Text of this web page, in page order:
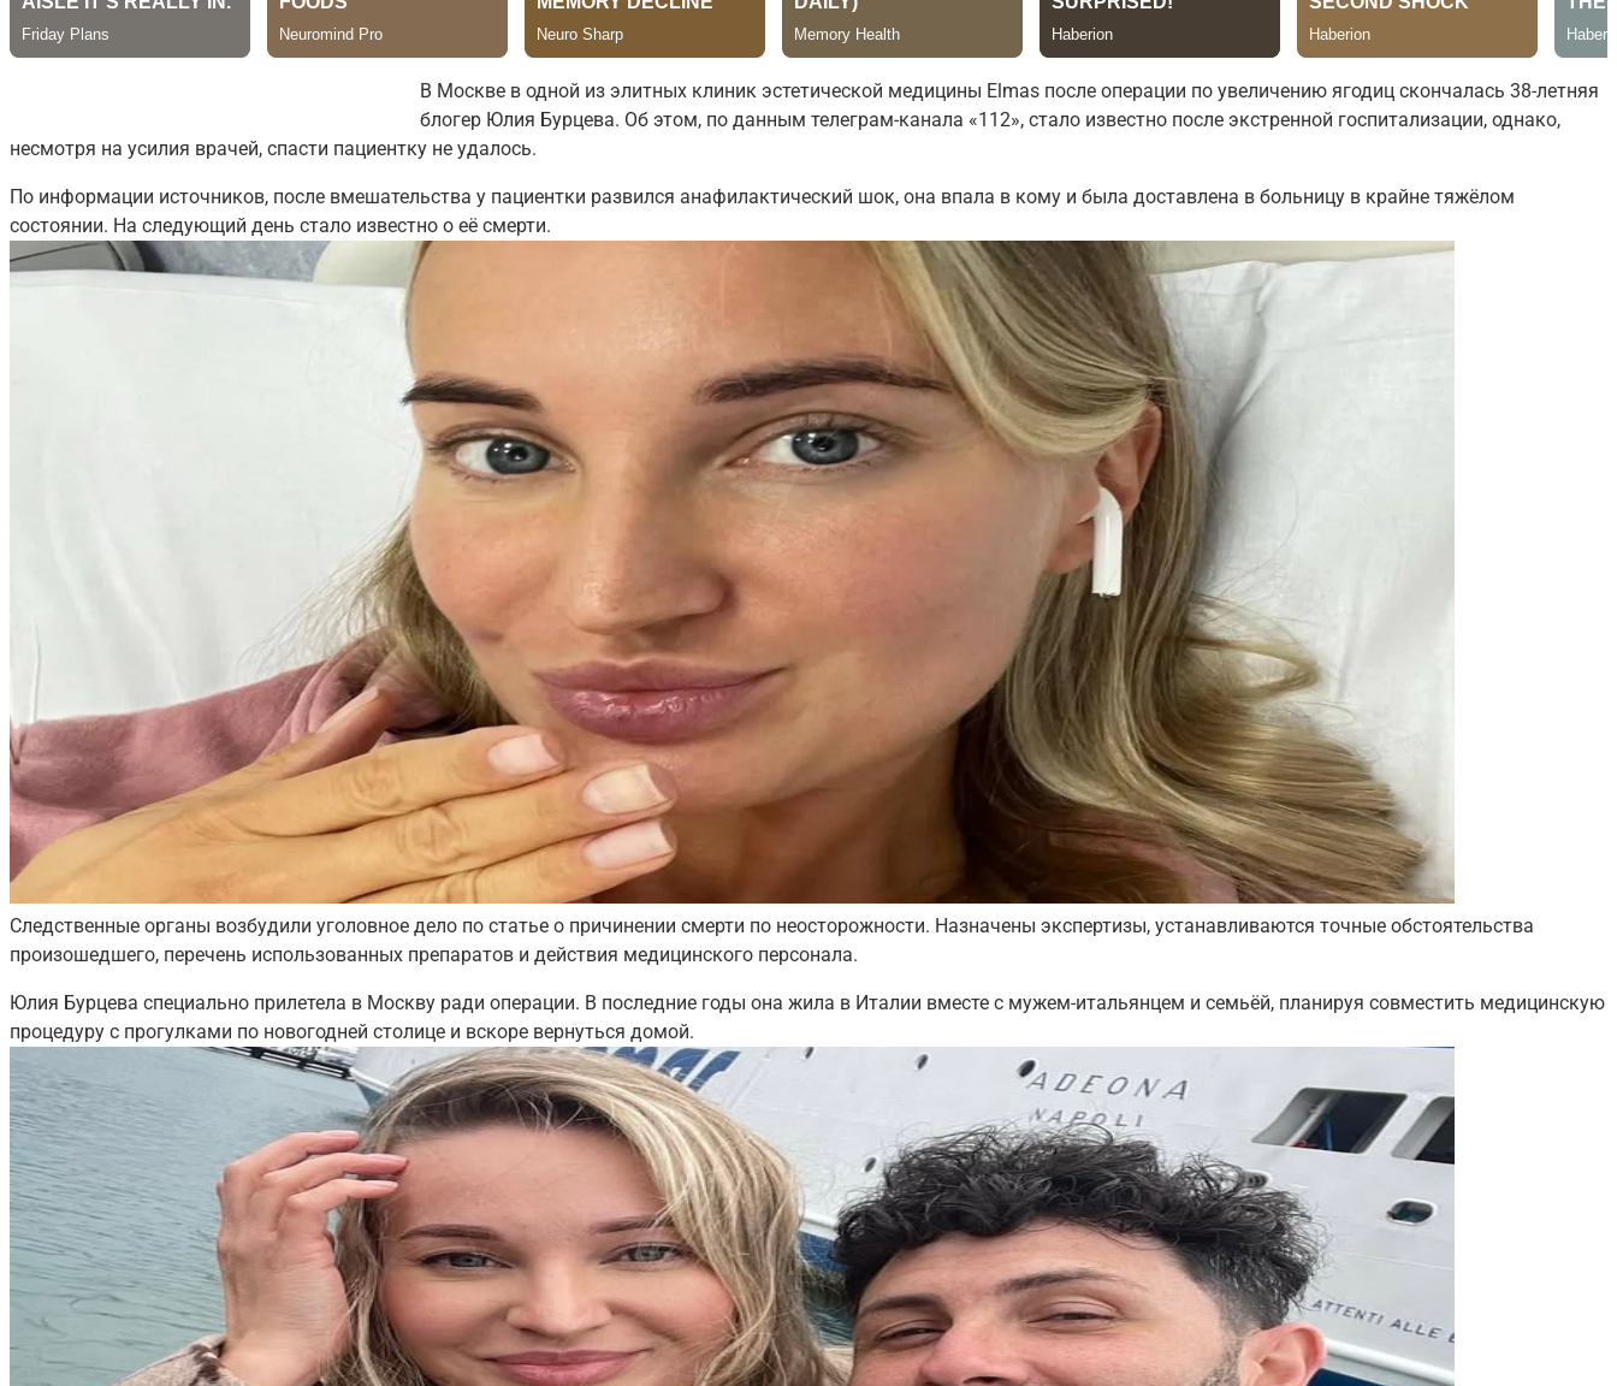
В Москве в одной из элитных клиник эстетической медицины Elmas после операции по увеличению ягодиц скончалась 38-летняя
блогер Юлия Бурцева. Об этом, по данным телеграм-канала «112», стало известно после экстренной госпитализации, однако,
несмотря на усилия врачей, спасти пациентку не удалось.
По информации источников, после вмешательства у пациентки развился анафилактический шок, она впала в кому и была доставлена в больницу в крайне тяжёлом
состоянии. На следующий день стало известно о её смерти.
Следственные органы возбудили уголовное дело по статье о причинении смерти по неосторожности. Назначены экспертизы, устанавливаются точные обстоятельства
произошедшего, перечень использованных препаратов и действия медицинского персонала.
Юлия Бурцева специально прилетела в Москву ради операции. В последние годы она жила в Италии вместе с мужем-итальянцем и семьёй, планируя совместить медицинскую
процедуру с прогулками по новогодней столице и вскоре вернуться домой.